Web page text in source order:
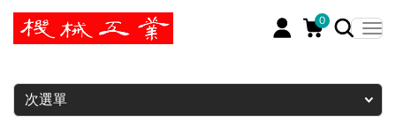
0
暫停
次選單